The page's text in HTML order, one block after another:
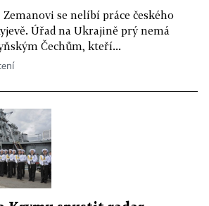
se nelíbí práce českého
Úřad na Ukrajině prý nemá
Čechům, kteří...